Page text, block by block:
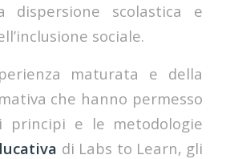
dispersione scolastica e
sociale.
maturata e della
che hanno permesso
principi e le metodologie
di Labs to Learn, gli